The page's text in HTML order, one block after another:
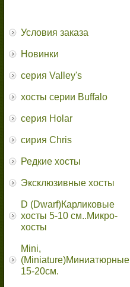
Условия заказа
Новинки
серия Valley's
хосты серии Buffalo
серия Holar
сирия Chris
Редкие хосты
Эксклюзивные хосты
D (Dwarf)Карликовые
хосты 5-10 см..Микро-
хосты
Mini,
(Miniature)Миниатюрные
15-20см.